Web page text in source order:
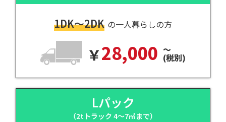
1DK～2DK の一人暮らしの方
28,000 ～
(税別)
Lパック
（2tトラック 4～7㎥まで）